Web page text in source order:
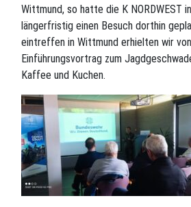
Wittmund, so hatte die K NORDWEST
längerfristig einen Besuch dorthin
eintreffen in Wittmund erhielten wir
Einführungsvortrag zum
Kaffee und Kuchen.